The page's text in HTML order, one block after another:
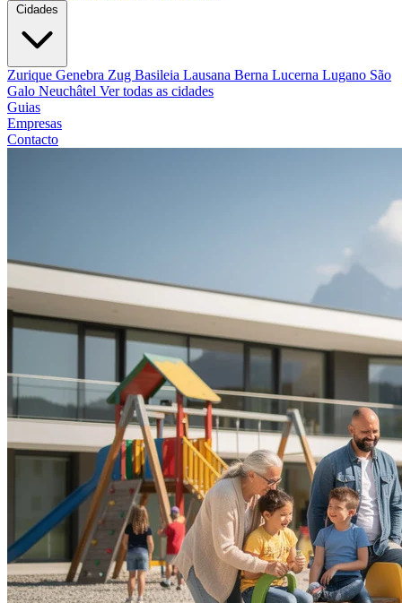
Cidades
Zurique Genebra Zug Basileia Lausana Berna Lucerna Lugano São
Galo Neuchâtel Ver todas as cidades
Guias
Empresas
Contacto